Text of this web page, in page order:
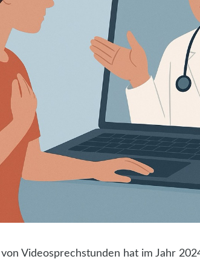
Videosprechstunden hat im Jahr